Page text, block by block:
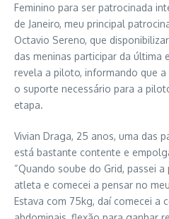
Feminino para ser patrocinada
de Janeiro, meu principal
Octavio Sereno, que
das meninas participar da última
revela a piloto, informando que a
o suporte necessário para a
etapa.
Vivian Draga, 25 anos, uma das
está bastante contente e
“Quando soube do Grid, passei
atleta e comecei a pensar no
Estava com 75kg, daí comecei a